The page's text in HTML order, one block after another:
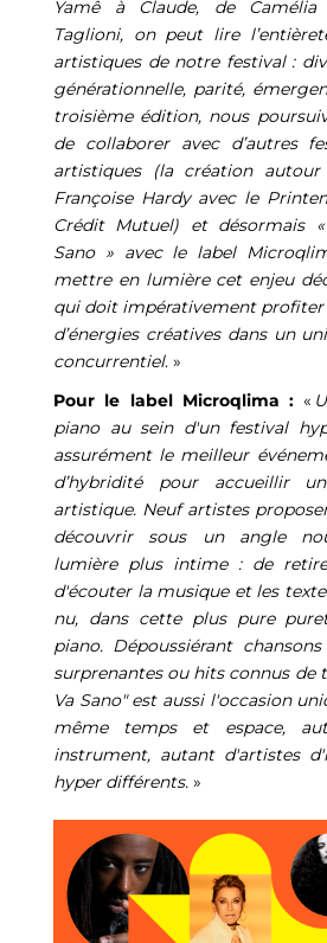
Yamê à Claude, de
Taglioni, on peut lire
artistiques de notre festival :
générationnelle, parité,
troisième édition, nous
de collaborer avec d’autres
artistiques (la création
Françoise Hardy avec le
Crédit Mutuel) et désormais
Sano » avec le label
mettre en lumière cet enjeu
qui doit impérativement profiter
d’énergies créatives dans un
concurrentiel. »
Pour le label Microqlima : «
piano au sein d'un festival
assurément le meilleur
d’hybridité pour accueillir
artistique. Neuf artistes
découvrir sous un angle
lumière plus intime : de
d'écouter la musique et les
nu, dans cette plus pure
piano. Dépoussiérant
surprenantes ou hits connus de
Va Sano" est aussi l'occasion
même temps et espace,
instrument, autant d'artistes
hyper différents. »